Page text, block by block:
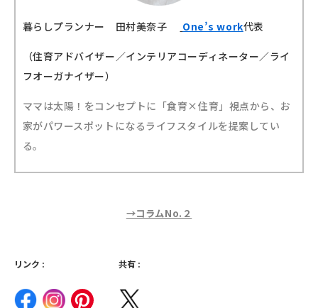
暮らしプランナー 田村美奈子 One’s work代表
（住育アドバイザー／インテリアコーディネーター／ライ
フオーガナイザー）
ママは太陽！をコンセプトに「食育×住育」視点から、お
家がパワースポットになるライフスタイルを提案してい
る。
→コラムNo.２
リンク : 共有 :